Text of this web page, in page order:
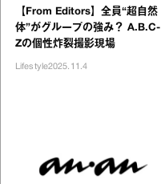
【From Editors】全員“超自然
体”がグループの強み？ A.B.C-
Zの個性炸裂撮影現場
Lifestyle2025.11.4